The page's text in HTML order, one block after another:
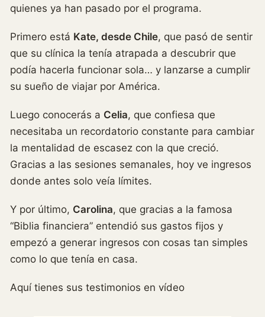
quienes ya han pasado por el programa.
Primero está Kate, desde Chile, que pasó de sentir
que su clínica la tenía atrapada a descubrir que
podía hacerla funcionar sola… y lanzarse a cumplir
su sueño de viajar por América.
Luego conocerás a Celia, que confiesa que
necesitaba un recordatorio constante para cambiar
la mentalidad de escasez con la que creció.
Gracias a las sesiones semanales, hoy ve ingresos
donde antes solo veía límites.
Y por último, Carolina, que gracias a la famosa
“Biblia financiera” entendió sus gastos fijos y
empezó a generar ingresos con cosas tan simples
como lo que tenía en casa.
Aquí tienes sus testimonios en vídeo